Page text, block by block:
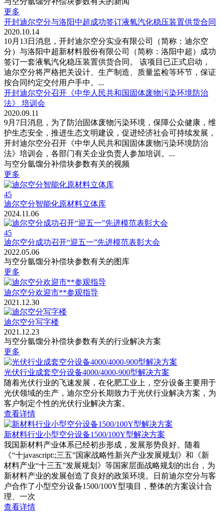
更多
开封迪尔空分与洛阳中超成功签订液氧汽化稳压装置供货合同
2020.10.14
10月13日消息，开封迪尔空分实业有限公司（简称：迪尔空
分）与洛阳中超新材料股份有限公司（简称：洛阳中超）成功
签订一套液氧汽化稳压装置供货合同。 该项目已正式启动，
迪尔空分将严格把关设计、生产制造、质量监检等环节，保证
按合同约定交付用户手中。...
开封迪尔空分召开《中华人民共和国固体废物污染环境防治
法》 培训会
2020.09.11
9月7日消息，为了防治固体废物污染环境，保障公众健康，维
护生态安全，推进生态文明建设，促进经济社会可持续发展，
开封迪尔空分召开《中华人民共和国固体废物污染环境防治
法》培训会，各部门有关企业负责人参加培训。...
与空分氩馏分补偿块参数有关的视频
更多
45
迪尔空分智能化原材料立体库
2024.11.06
45
迪尔空分成功召开“迎五一”先进模范表彰大会
2022.05.06
与空分氩馏分补偿块参数有关的图库
更多
迪尔空分欢迎市**参观指导
2021.12.30
迪尔空分写字楼
2021.12.23
与空分氩馏分补偿块参数有关的行业解决方案
更多
光伏行业成套空分设备4000/4000-900型解决方案
随着光伏行业的飞速发展，在化肥工业上，空分设备主要用于
光伏领域的生产，迪尔空分长期致力于光伏行业解决方案，为
客户制定个性的光伏行业解决方案。
查看详情
新材料行业小型空分设备1500/100Y型解决方案
我国新材料产业体系已经初步形成，发展形势良好。随着
《“十javascript:;三五”国家战略性新兴产业发展规划》和《新
材料产业“十三五”发展规划》等国家层面战略规划的出台，为
新材料产业的发展创造了良好的政策环境。日前迪尔空分与客
户合作了小型空分设备1500/100Y型项目，整体的方案设计合
理、一次
查看详情